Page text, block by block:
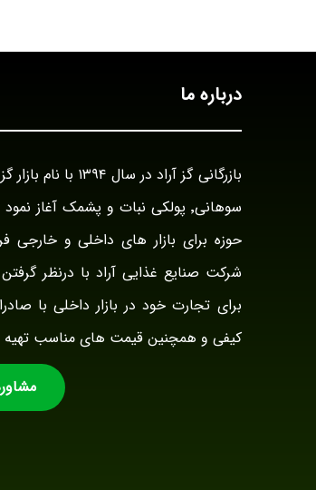
درباره ما
سوهانی٬ پولکی نبات و پشمک
حوزه برای بازار های داخلی و خارجی
شرکت صنایع غذایی آراد با درنظر
برای تجارت خود در بازار داخلی با
کیفی و همچنین قیمت های مناسب تهیه